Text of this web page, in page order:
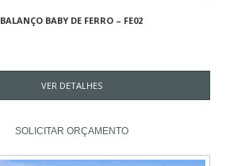
BALANÇO BABY DE FERRO – FE02
VER DETALHES
SOLICITAR ORÇAMENTO